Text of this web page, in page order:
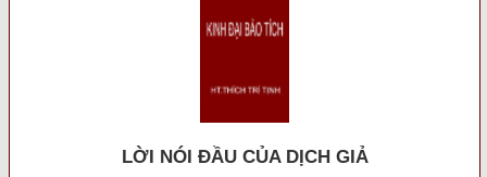
LỜI NÓI ÐẦU CỦA DỊCH GIẢ